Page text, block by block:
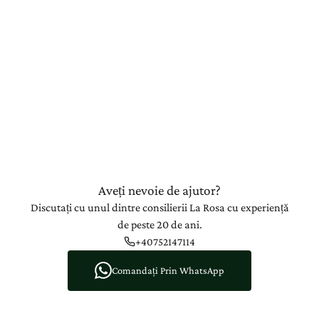
Aveți nevoie de ajutor?
Discutați cu unul dintre consilierii La Rosa cu experiență
de peste 20 de ani.
+40752147114
Comandați Prin WhatsApp